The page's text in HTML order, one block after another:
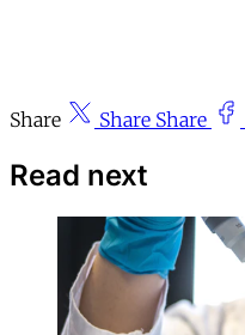
Share Share Share
Read next